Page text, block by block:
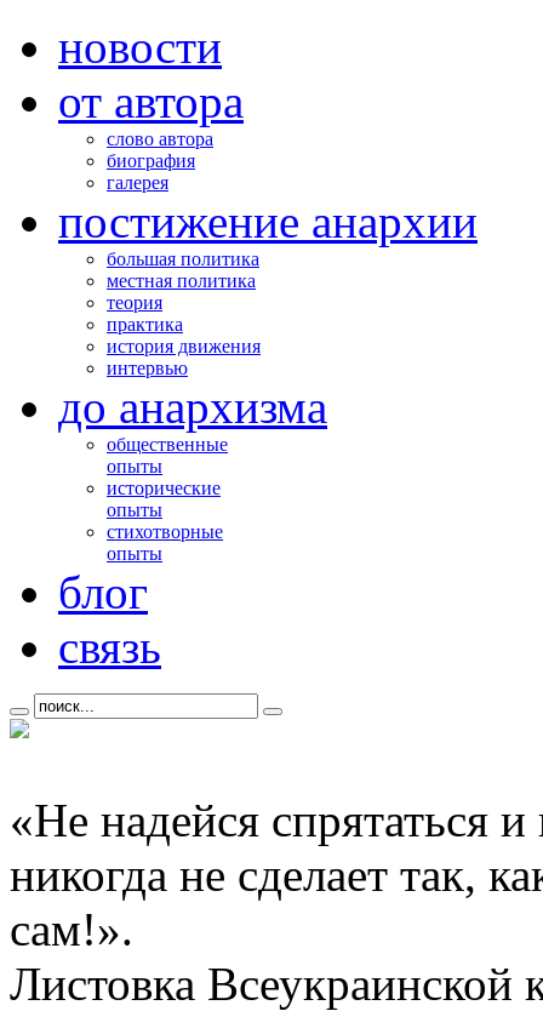
новости
от автора
слово автора
биография
галерея
постижение анархии
большая политика
местная политика
теория
практика
история движения
интервью
до анархизма
общественные
опыты
исторические
опыты
стихотворные
опыты
блог
связь
«Не надейся спрятаться
никогда не сделает так,
сам!».
Листовка Всеукраинской